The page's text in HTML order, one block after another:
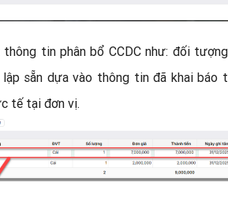
tin phân bổ CCDC như: đối
sẵn dựa vào thông tin đã khai báo
tế tại đơn vị.